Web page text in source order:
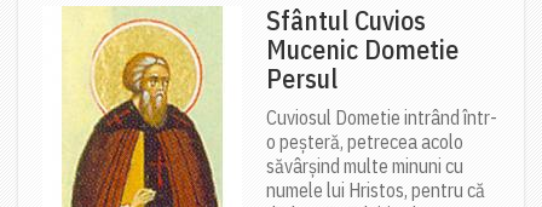
Sfântul Cuvios
Mucenic Dometie
Persul
Cuviosul Dometie intrând într-
o peșteră, petrecea acolo
săvârșind multe minuni cu
numele lui Hristos, pentru că